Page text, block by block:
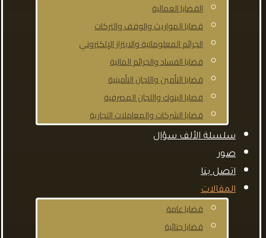
القضايا العمالية
قضايا المواريث والوقف والتركات
الجرائم المعلوماتية والابتزاز الإلكتروني
قضايا الفساد والجرائم المالية
قضايا التأمين واللجان التأمينية
قضايا البنوك واللجان المصرفية
قضايا الشركات والمعاملات التجارية
سلسلة الألف سؤال
صور
اتصل بنا
المقالات
قضايا عامة
قضايا جنائية